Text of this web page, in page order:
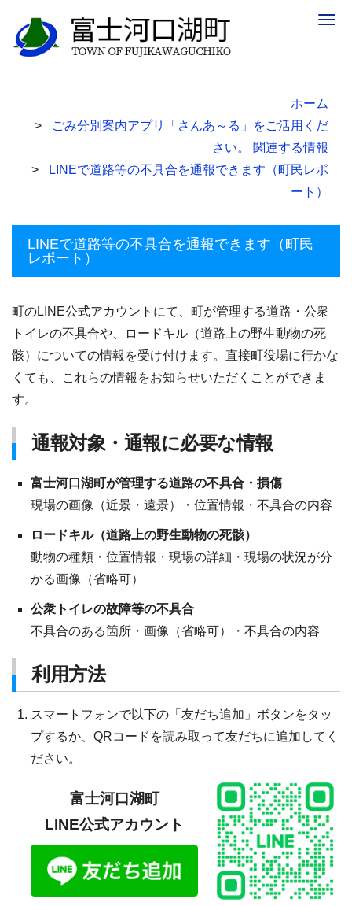
ホーム
ごみ分別案内アプリ「さんあ～る」をご活用くだ
さい。 関連する情報
LINEで道路等の不具合を通報できます（町民レポ
ート）
LINEで道路等の不具合を通報できます（町民
レポート）
町のLINE公式アカウントにて、町が管理する道路・公衆
トイレの不具合や、ロードキル（道路上の野生動物の死
骸）についての情報を受け付けます。直接町役場に行かな
くても、これらの情報をお知らせいただくことができま
す。
通報対象・通報に必要な情報
富士河口湖町が管理する道路の不具合・損傷
現場の画像（近景・遠景）・位置情報・不具合の内容
ロードキル（道路上の野生動物の死骸）
動物の種類・位置情報・現場の詳細・現場の状況が分
かる画像（省略可）
公衆トイレの故障等の不具合
不具合のある箇所・画像（省略可）・不具合の内容
利用方法
スマートフォンで以下の「友だち追加」ボタンをタッ
プするか、QRコードを読み取って友だちに追加してく
ださい。
富士河口湖町
LINE公式アカウント